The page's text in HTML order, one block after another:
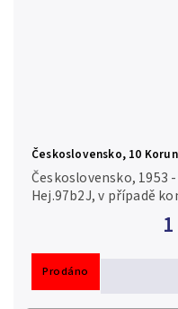
Československo, 10
Československo, 1953
Hej.97b2J, v případě
Prodáno